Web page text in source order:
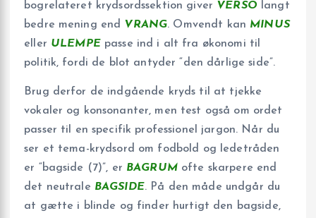
bogrelateret krydsordssektion giver VERSO langt
bedre mening end VRANG. Omvendt kan MINUS
eller ULEMPEpasse ind i alt fra økonomi til
politik, fordi de blot antyder “den dårlige side”.
Brug derfor de indgående kryds til at tjekke
vokaler og konsonanter, men test også om ordet
passer til en specifik professionel jargon. Når du
ser et tema-krydsord om fodbold og ledetråden
er “bagside (7)”, er BAGRUMofte skarpere end
det neutrale BAGSIDE. På den måde undgår du
at gætte i blinde og finder hurtigt den bagside,